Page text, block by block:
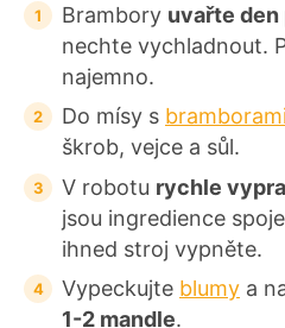
Brambory uvařte den
nechte vychladnout.
najemno.
Do mísy s
škrob, vejce a sůl.
V robotu rychle
jsou ingredience
ihned stroj vypněte.
Vypeckujte blumy a
1-2 mandle.